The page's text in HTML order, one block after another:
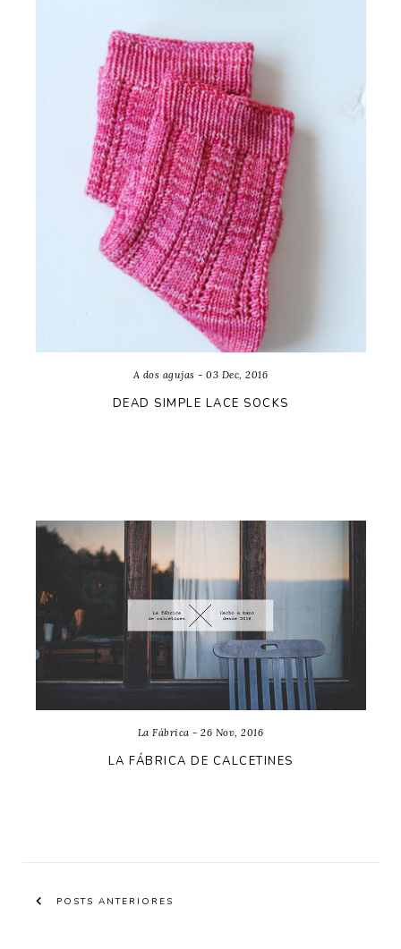
A dos agujas - 03 Dec, 2016
DEAD SIMPLE LACE SOCKS
La Fábrica - 26 Nov, 2016
LA FÁBRICA DE CALCETINES
POSTS ANTERIORES